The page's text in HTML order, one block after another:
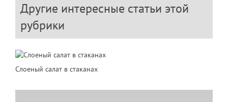
Другие интересные статьи этой
рубрики
Слоеный салат в стаканах